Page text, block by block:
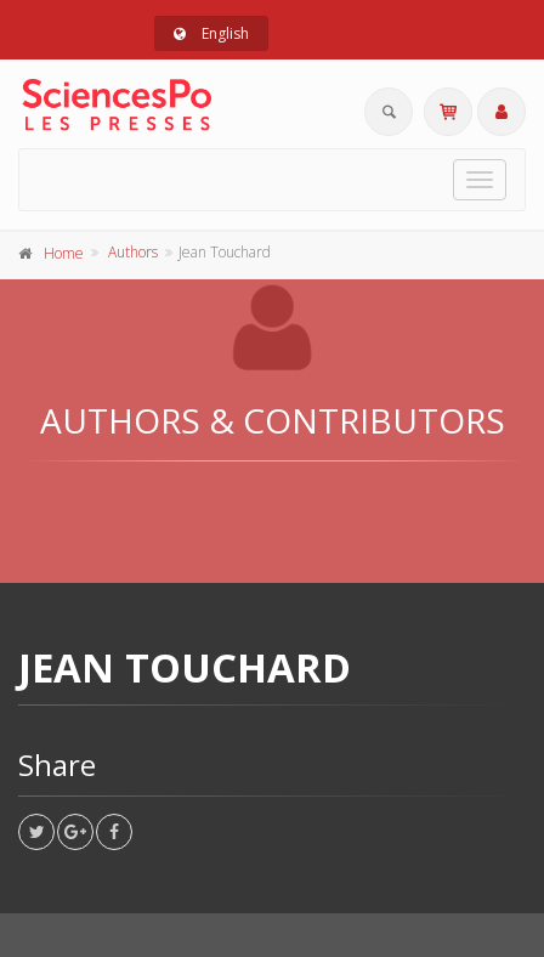
English
Toggle
Home Authors Jean Touchard
AUTHORS & CONTRIBUTORS
JEAN TOUCHARD
Share